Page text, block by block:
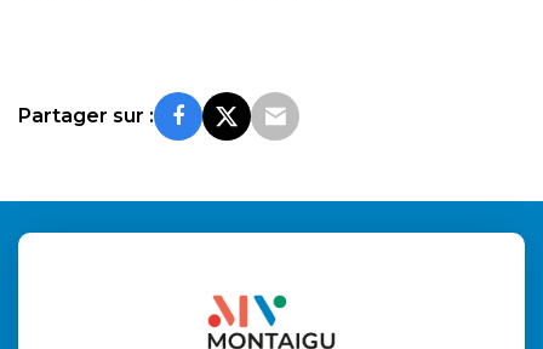
Partager sur :